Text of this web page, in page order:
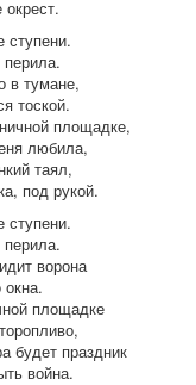
ступени.
в тумане,
тоской.
площадке,
любила,
таял,
под рукой.
ступени.
ворона
окна.
площадке
будет праздник
война.